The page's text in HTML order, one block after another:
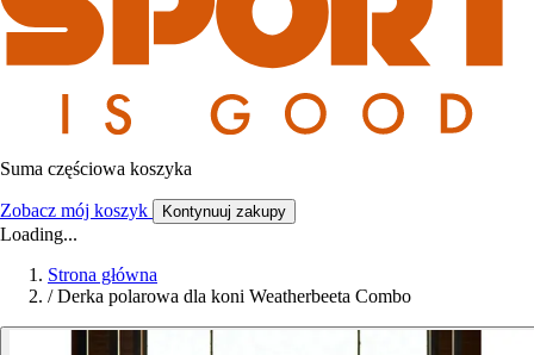
Suma częściowa koszyka
Zobacz mój koszyk Kontynuuj zakupy
Loading...
Strona główna
/ Derka polarowa dla koni Weatherbeeta Combo